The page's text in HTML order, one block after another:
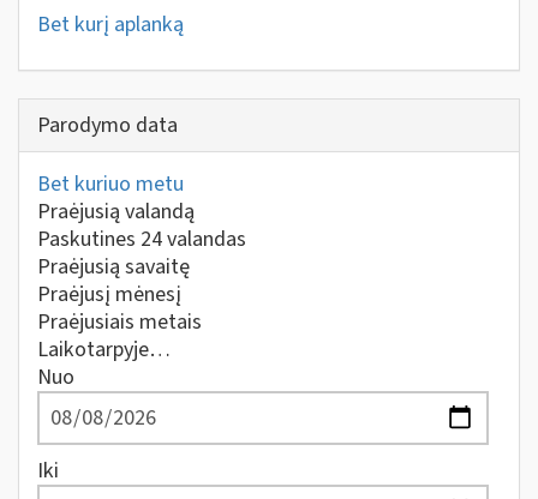
Bet kurį aplanką
Parodymo data
Bet kuriuo metu
Praėjusią valandą
Paskutines 24 valandas
Praėjusią savaitę
Praėjusį mėnesį
Praėjusiais metais
Laikotarpyje…
Nuo
Iki